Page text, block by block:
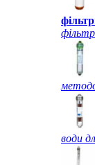
води